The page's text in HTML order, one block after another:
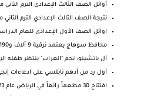
أوائل الصف الثالث الإعدادي الترم
نتيجة الصف الثالث الإعدادي الترم
اوائل الصف الأول الإعدادى للعام الدراسى ٢٠٢٣/
محافظ سوهاج يعتمد ترقية 9 آلاف و190 معلمًا وإخصائي...
آل باتشينو: نجم "العراب" ينتظر طفله
أول رد من أدهم نابلسي على ادعاءات
افتتاح 30 مطعماً رائعاً في الرياض عام 2023